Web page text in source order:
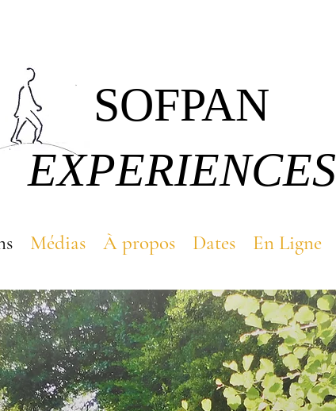
SOFPAN
EXPERIENCES
Médias À propos Dates En Ligne